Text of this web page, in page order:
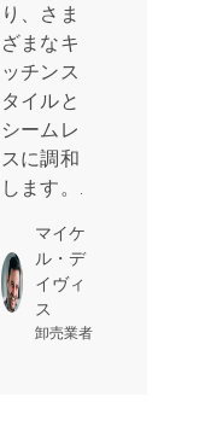
り、さま
ざまなキ
ッチンス
タイルと
シームレ
スに調和
します。.
マイケ
ル・デ
イヴィ
ス
卸売業者